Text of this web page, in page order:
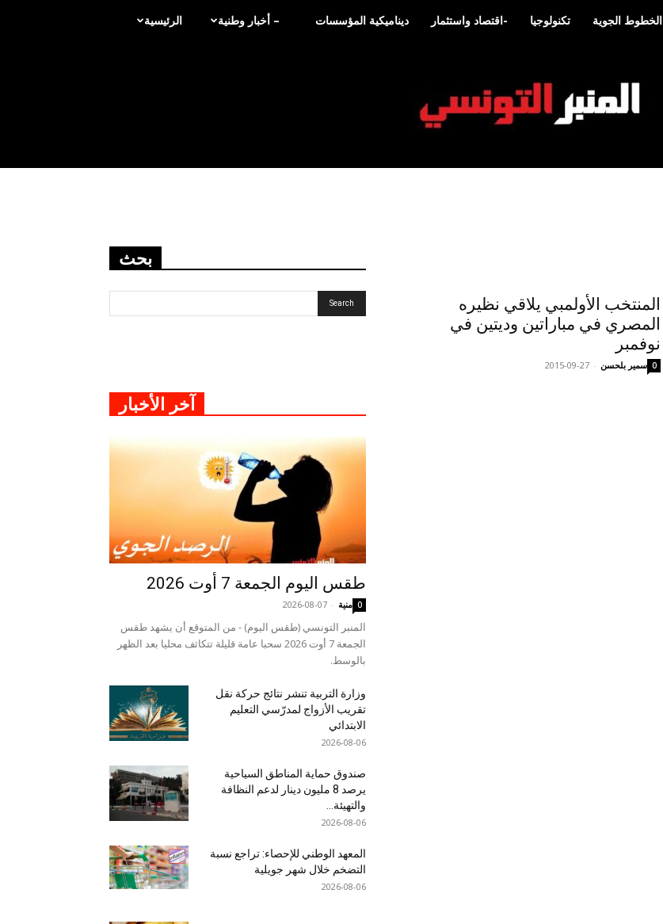
الرئيسية – أخبار وطنية ديناميكية المؤسسات -اقتصاد واستثمار تكنولوجيا الخطوط الجوية
التونسي
المنتخب الأولمبي يلاقي نظيره
المصري في مباراتين وديتين في
نوفمبر
سمير بلحسن -
2015-09-27 0
بحث
آخر الأخبار
طقس اليوم الجمعة 7 أوت 2026
منية -
2026-08-07 0
المنبر التونسي (طقس اليوم) - من المتوقع أن يشهد طقس
الجمعة 7 أوت 2026 سحبا عامة قليلة تتكاثف محليا بعد الظهر
بالوسط.
وزارة التربية تنشر نتائج حركة نقل
تقريب الأزواج لمدرّسي التعليم
الابتدائي
2026-08-06
صندوق حماية المناطق السياحية
يرصد 8 مليون دينار لدعم النظافة
والتهيئة...
2026-08-06
المعهد الوطني للإحصاء: تراجع نسبة
التضخم خلال شهر جويلية
2026-08-06